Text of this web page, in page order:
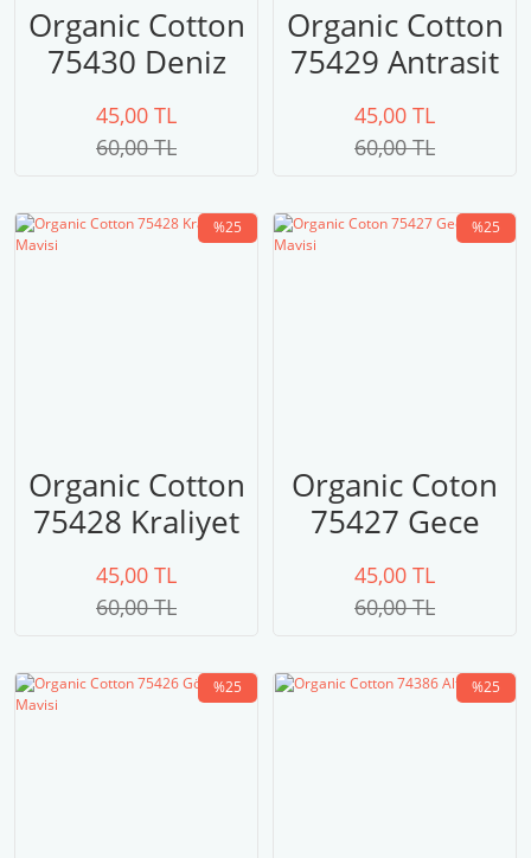
Organic Cotton
75430 Deniz
Mavisi
45,00 TL
60,00 TL
Organic Cotton
75429 Antrasit
45,00 TL
60,00 TL
%25
Organic Cotton
75428 Kraliyet
Mavisi
45,00 TL
60,00 TL
%25
Organic Coton
75427 Gece
Mavisi
45,00 TL
60,00 TL
%25 %25